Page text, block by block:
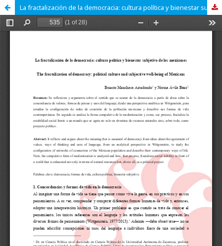
La fractalización de la democracia: cultura política y bienestar subjetivo de los mexicanos